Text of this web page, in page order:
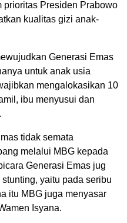
prioritas Presiden Prabowo
kualitas gizi anak-
Generasi Emas
untuk anak usia
mengalokasikan 10
ibu menyusui dan
tidak semata
melalui MBG kepada
Generasi Emas jug
yaitu pada seribu
itu MBG juga menyasar
Isyana.